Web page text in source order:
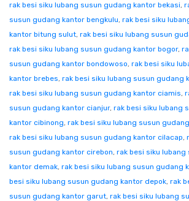
rak besi siku lubang susun gudang kantor bekasi,
susun gudang kantor bengkulu, rak besi siku
kantor bitung sulut, rak besi siku lubang susun
rak besi siku lubang susun gudang kantor bogor,
susun gudang kantor bondowoso, rak besi siku
kantor brebes, rak besi siku lubang susun gudang
rak besi siku lubang susun gudang kantor ciamis,
susun gudang kantor cianjur, rak besi siku lubang
kantor cibinong, rak besi siku lubang susun
rak besi siku lubang susun gudang kantor cilacap,
susun gudang kantor cirebon, rak besi siku lubang
kantor demak, rak besi siku lubang susun gudang
besi siku lubang susun gudang kantor depok, rak
susun gudang kantor garut, rak besi siku lubang